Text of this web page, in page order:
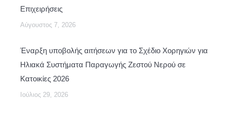
Επιχειρήσεις
Αύγουστος 7, 2026
Έναρξη υποβολής αιτήσεων για το Σχέδιο Χορηγιών για
Ηλιακά Συστήματα Παραγωγής Ζεστού Νερού σε
Κατοικίες 2026
Ιούλιος 29, 2026